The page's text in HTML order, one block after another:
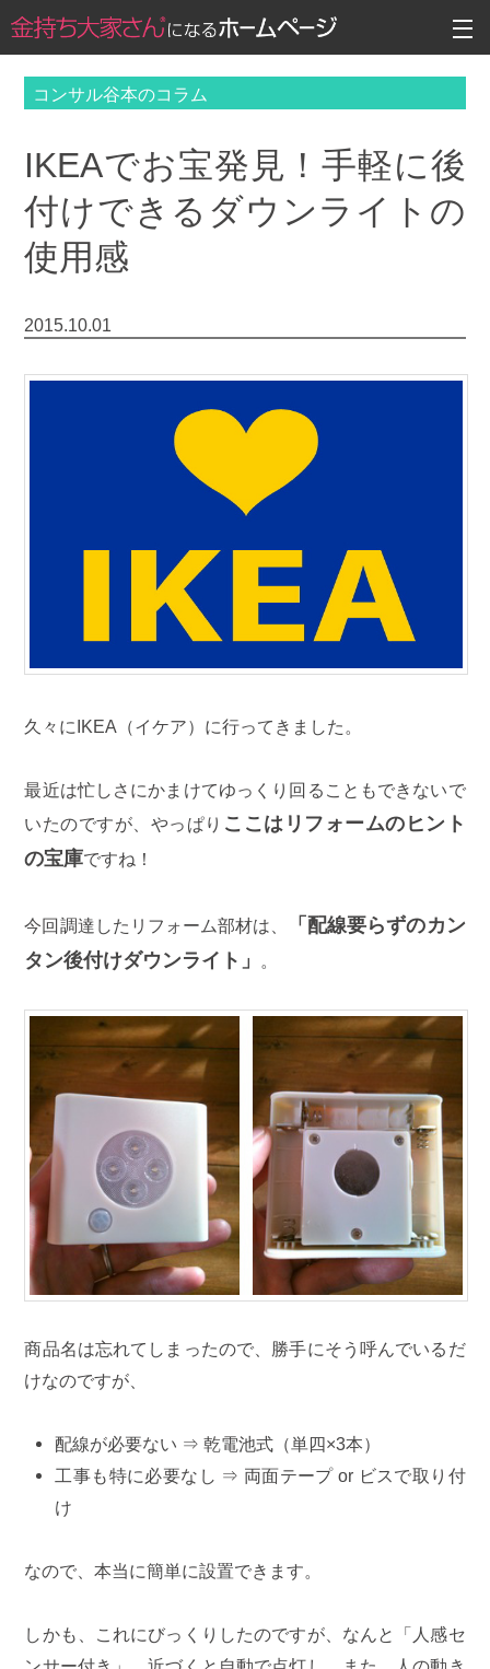
コンサル谷本のコラム
IKEAでお宝発見！手軽に後
付けできるダウンライトの
使用感
2015.10.01
久々にIKEA（イケア）に行ってきました。
最近は忙しさにかまけてゆっくり回ることもできないで
いたのですが、やっぱり ここはリフォームのヒント
の宝庫ですね！
今回調達したリフォーム部材は、
「配線要らずのカン
タン後付けダウンライト」
。
商品名は忘れてしまったので、勝手にそう呼んでいるだ
けなのですが、
配線が必要ない ⇒ 乾電池式（単四×3本）
工事も特に必要なし ⇒ 両面テープ or ビスで取り付
け
なので、本当に簡単に設置できます。
しかも、これにびっくりしたのですが、なんと「人感セ